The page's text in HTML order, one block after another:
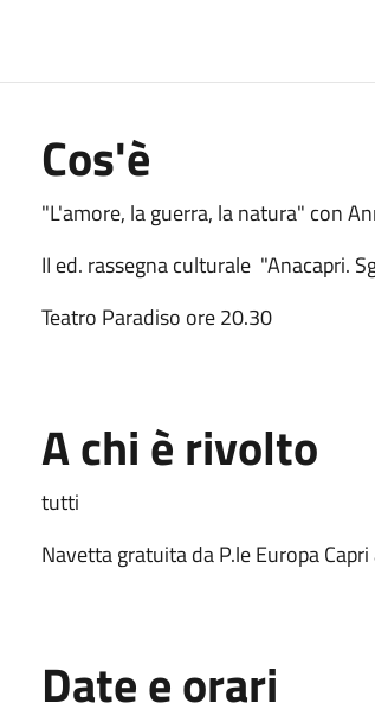
Cos'è
"L'amore, la guerra, la natura" con
II ed. rassegna culturale "Anacapri.
Teatro Paradiso ore 20.30
A chi è rivolto
tutti
Navetta gratuita da P.le Europa
Date e orari